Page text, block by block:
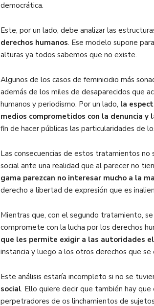
democrática.
Este, por un lado, debe analizar las
derechos humanos. Ese modelo supone
alturas ya todos sabemos que no existe.
Algunos de los casos de feminicidio más
además de los miles de desaparecidos que
humanos y periodismo. Por un lado, la
medios comprometidos con la denuncia y
fin de hacer públicas las particularidades de
Las consecuencias de estos tratamientos no
social ante una realidad que al parecer no
gama parezcan no interesar mucho a la
derecho a libertad de expresión que es
Mientras que, con el segundo tratamiento,
compromete con la lucha por los derechos
que les permite exigir a las autoridades
instancia y luego a los otros derechos que se
Este análisis estaría incompleto si no se
social. Ello quiere decir que también hay
perpetradores de os linchamientos de